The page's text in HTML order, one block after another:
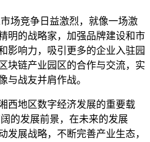
场竞争日益激烈，就像一场激
明的战略家，加强品牌建设和市
影响力，吸引更多的企业入驻园
块链产业园区的合作与交流，实
与战友并肩作战。
西地区数字经济发展的重要载
的发展前景，在未来的发展
发展战略，不断完善产业生态，